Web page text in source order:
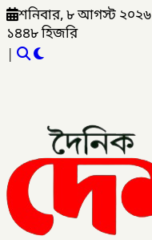
শনিবার, ৮ আগস্ট ২০২৬
১৪৪৮ হিজরি
|